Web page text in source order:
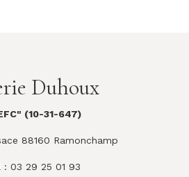
Duhoux
(10-31-647)
88160 Ramonchamp
: 03 29 25 01 93